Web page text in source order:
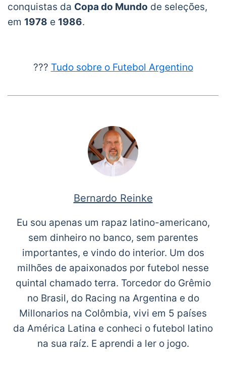
conquistas da Copa do Mundo de seleções,
em 1978 e 1986.
??? Tudo sobre o Futebol Argentino
Bernardo Reinke
Eu sou apenas um rapaz latino-americano,
sem dinheiro no banco, sem parentes
importantes, e vindo do interior. Um dos
milhões de apaixonados por futebol nesse
quintal chamado terra. Torcedor do Grêmio
no Brasil, do Racing na Argentina e do
Millonarios na Colômbia, vivi em 5 países
da América Latina e conheci o futebol latino
na sua raíz. E aprendi a ler o jogo.